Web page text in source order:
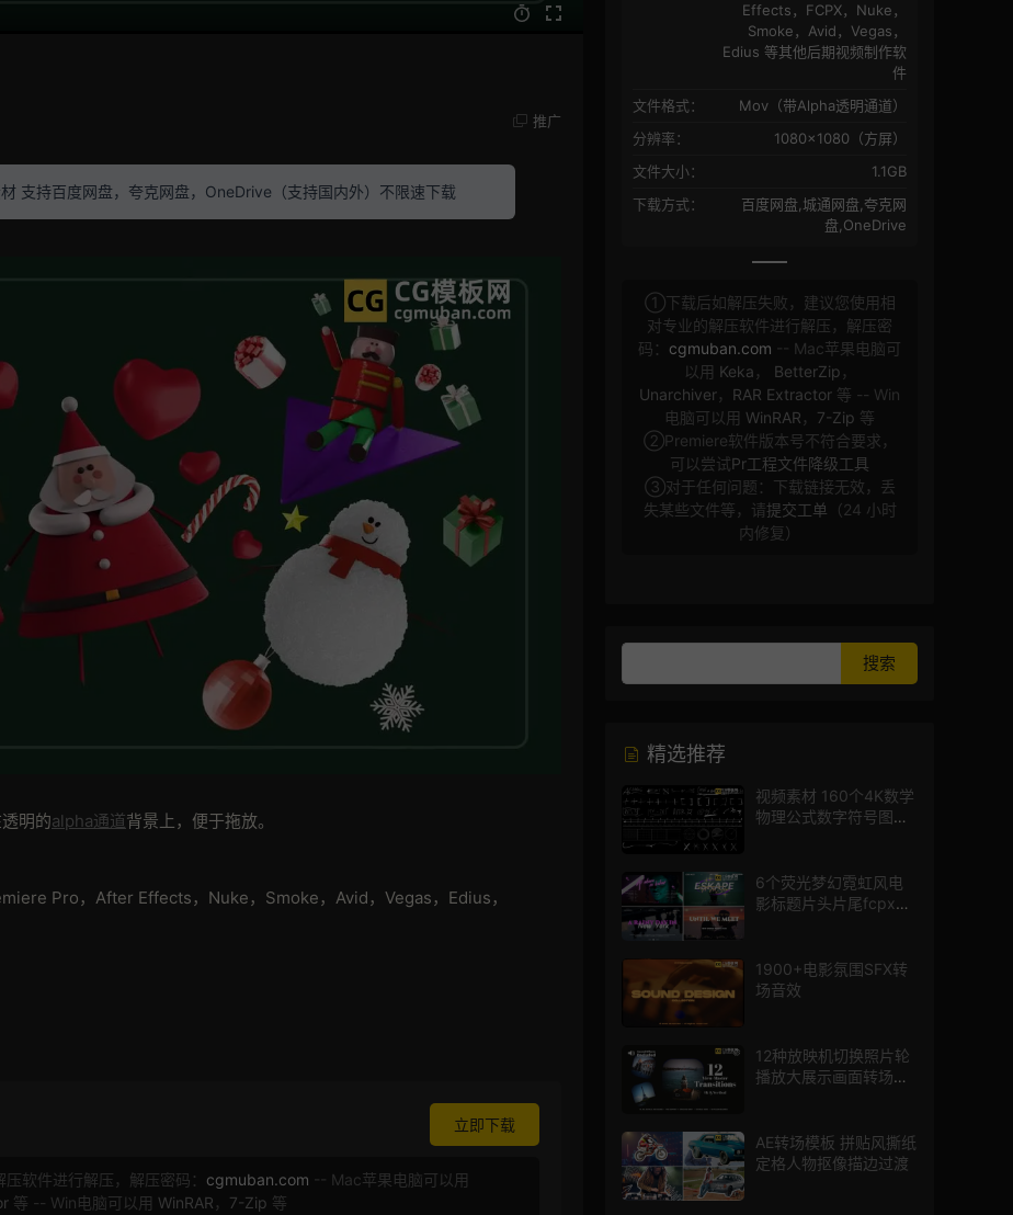
推广
支持百度网盘，夸克网盘，OneDrive（支持国内外）不限速下载
明的alpha通道背景上，便于拖放。
Pro，After Effects，Nuke，Smoke，Avid，Vegas，Edius，
立即下载
软件进行解压，解压密码： cgmuban.com -- Mac苹果电脑可以用
等 -- Win电脑可以用 WinRAR ， 7-Zip 等
Effects，FCPX，Nuke，
Smoke，Avid，Vegas，
Edius 等其他后期视频制作软
件
文件格式：
Mov（带Alpha透明通道）
分辨率：
1080×1080（方屏）
文件大小：
1.1GB
下载方式：
百度网盘,城通网盘,夸克网
盘,OneDrive
①下载后如解压失败，建议您使用相
对专业的解压软件进行解压，解压密
码： cgmuban.com -- Mac苹果电脑可
以用 Keka ， BetterZip ，
Unarchiver， RAR Extractor 等 -- Win
电脑可以用 WinRAR ， 7-Zip 等
②Premiere软件版本号不符合要求，
可以尝试Pr工程文件降级工具
③对于任何问题：下载链接无效，丢
失某些文件等，请提交工单 （24 小时
内修复）
精选推荐
视频素材 160个4K数学
物理公式数字符号图标
6个荧光梦幻霓虹风电
影标题片头片尾fcpx插
1900+电影氛围SFX转
场音效
12种放映机切换照片轮
播放大展示画面转场动
AE转场模板 拼贴风撕纸
定格人物抠像描边过渡